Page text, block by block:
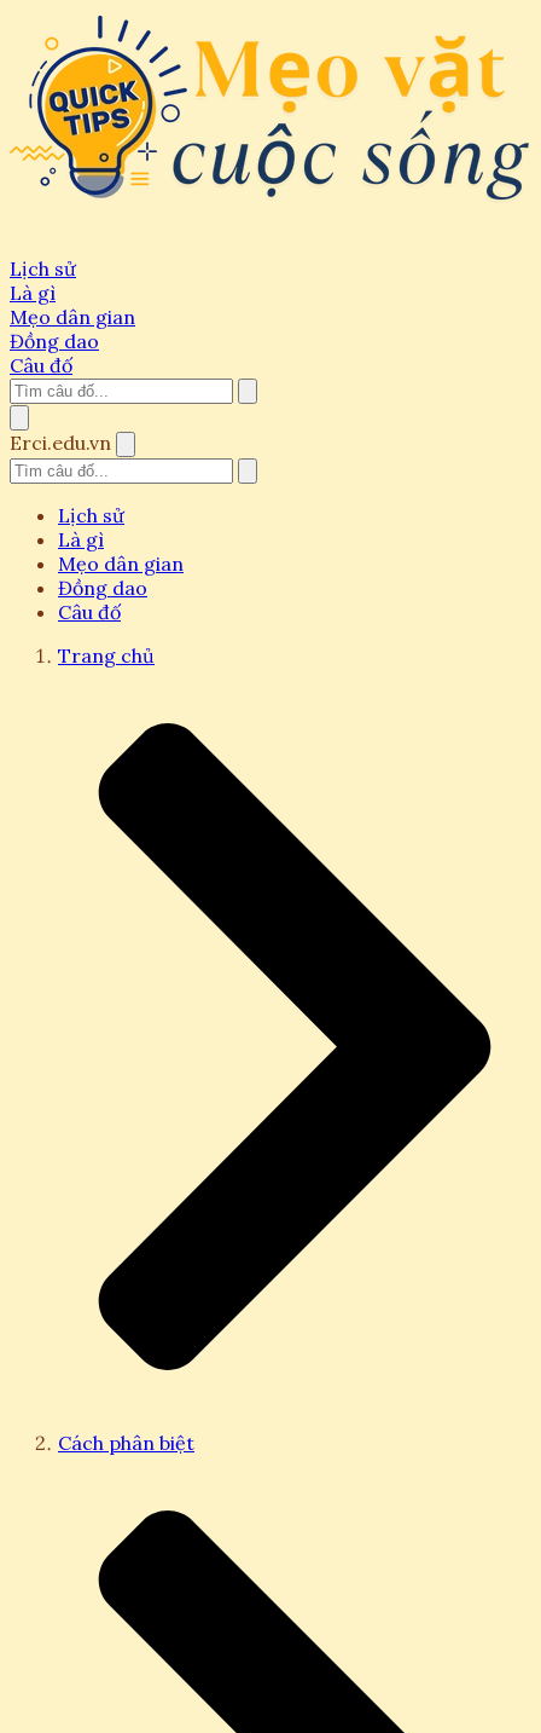
Lịch sử
Là gì
Mẹo dân gian
Đồng dao
Câu đố
Erci.edu.vn
Lịch sử
Là gì
Mẹo dân gian
Đồng dao
Câu đố
Trang chủ
Cách phân biệt